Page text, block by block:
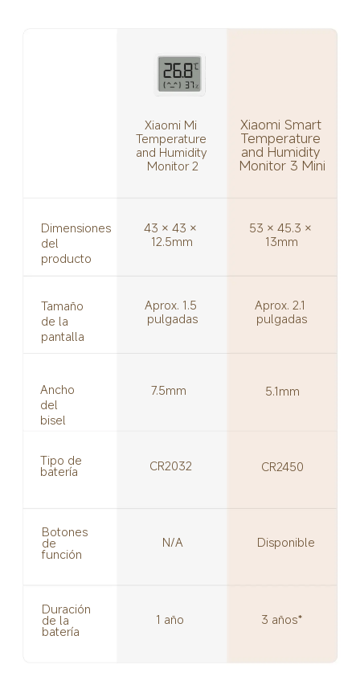
Xiaomi Mi
Temperature
and Humidity
Monitor 2
Xiaomi Smart
Temperature
and Humidity
Monitor 3 Mini
Dimensiones
del
producto
43 × 43 ×
12.5mm
53 × 45.3 ×
13mm
Tamaño
de la
pantalla
Aprox. 1.5
pulgadas
Aprox. 2.1
pulgadas
Ancho
del
bisel
7.5mm 5.1mm
Tipo de
batería CR2032 CR2450
Botones
de
función
N/A Disponible
Duración
de la
batería
1 año 3 años*